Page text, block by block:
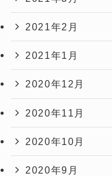
2021年2月
2021年1月
2020年12月
2020年11月
2020年10月
2020年9月